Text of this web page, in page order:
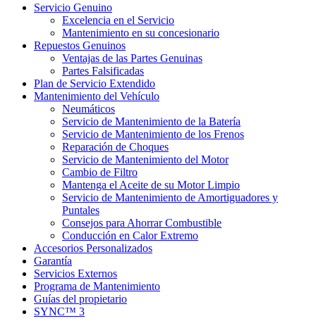
Servicio Genuino
Excelencia en el Servicio
Mantenimiento en su concesionario
Repuestos Genuinos
Ventajas de las Partes Genuinas
Partes Falsificadas
Plan de Servicio Extendido
Mantenimiento del Vehículo
Neumáticos
Servicio de Mantenimiento de la Batería
Servicio de Mantenimiento de los Frenos
Reparación de Choques
Servicio de Mantenimiento del Motor
Cambio de Filtro
Mantenga el Aceite de su Motor Limpio
Servicio de Mantenimiento de Amortiguadores y
Puntales
Consejos para Ahorrar Combustible
Conducción en Calor Extremo
Accesorios Personalizados
Garantía
Servicios Externos
Programa de Mantenimiento
Guías del propietario
SYNC™ 3